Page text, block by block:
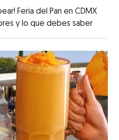
Feria del Pan en CDMX
y lo que debes saber